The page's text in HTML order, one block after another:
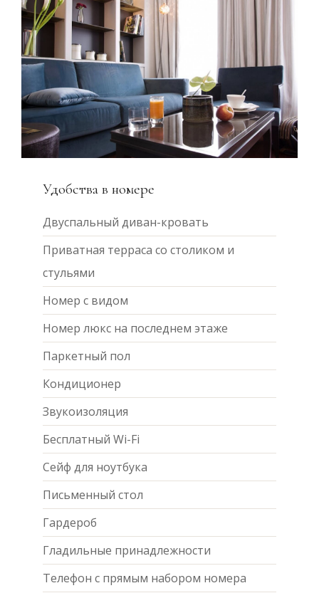
Удобства в номере
Двуспальный диван-кровать
Приватная терраса со столиком и
стульями
Номер с видом
Номер люкс на последнем этаже
Паркетный пол
Кондиционер
Звукоизоляция
Бесплатный Wi-Fi
Сейф для ноутбука
Письменный стол
Гардероб
Гладильные принадлежности
Телефон с прямым набором номера